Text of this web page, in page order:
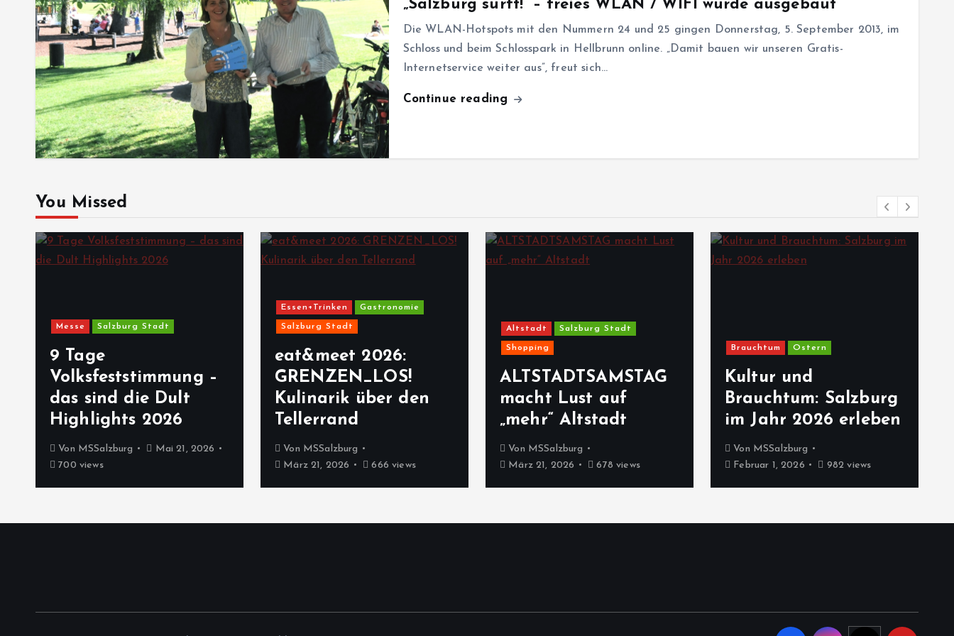
„Salzburg surft!“ – freies WLAN / WIFI wurde ausgebaut
Die WLAN-Hotspots mit den Nummern 24 und 25 gingen Donnerstag, 5. September 2013, im
Schloss und beim Schlosspark in Hellbrunn online. „Damit bauen wir unseren Gratis-
Internetservice weiter aus”, freut sich…
Continue reading
You Missed
Messe Salzburg Stadt
9 Tage
Volksfeststimmung –
das sind die Dult
Highlights 2026
Von MSSalzburg
Mai 21, 2026
700 views
Essen+Trinken Gastronomie
Salzburg Stadt
eat&meet 2026:
GRENZEN_LOS!
Kulinarik über den
Tellerrand
Von MSSalzburg
März 21, 2026
666 views
Altstadt Salzburg Stadt
Shopping
ALTSTADTSAMSTAG
macht Lust auf
„mehr“ Altstadt
Von MSSalzburg
März 21, 2026
678 views
Brauchtum Ostern
Kultur und
Brauchtum: Salzburg
im Jahr 2026 erleben
Von MSSalzburg
Februar 1, 2026
982 views